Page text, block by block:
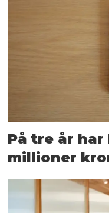
På tre år har
millioner